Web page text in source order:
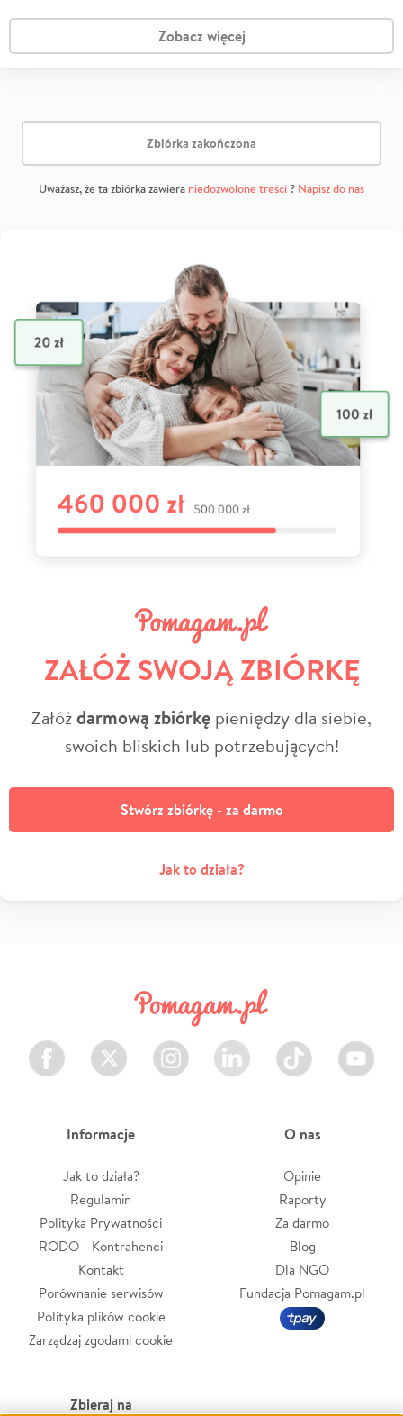
Zobacz więcej
Zbiórka zakończona
Uważasz, że ta zbiórka zawiera niedozwolone treści? Napisz do nas
ZAŁÓŻ SWOJĄ ZBIÓRKĘ
Załóżdarmową zbiórkę pieniędzy dla siebie,
swoich bliskich lub potrzebujących!
Stwórz zbiórkę - za darmo
Jak to działa?
Facebook Twitter Instagram LinkedIn TikTok Youtube
Informacje
Jak to działa?
Regulamin
Polityka Prywatności
RODO - Kontrahenci
Kontakt
Porównanie serwisów
Polityka plików cookie
Zarządzaj zgodami cookie
O nas
Opinie
Raporty
Za darmo
Blog
Dla NGO
Fundacja Pomagam.pl
Zbieraj na